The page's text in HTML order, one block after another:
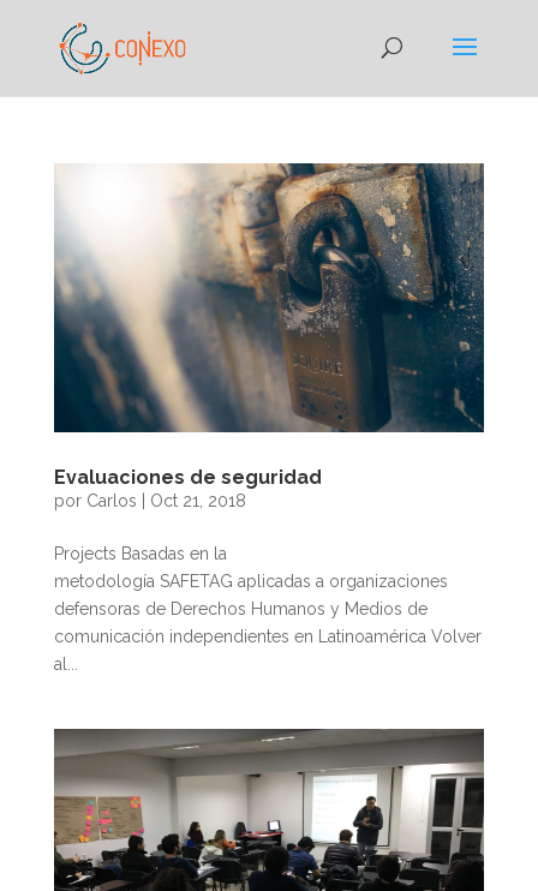
Evaluaciones de seguridad
por Carlos Oct 21, 2018
Projects Basadas en la
metodología SAFETAG aplicadas a organizaciones
defensoras de Derechos Humanos y Medios de
comunicación independientes en Latinoamérica Volver
al...